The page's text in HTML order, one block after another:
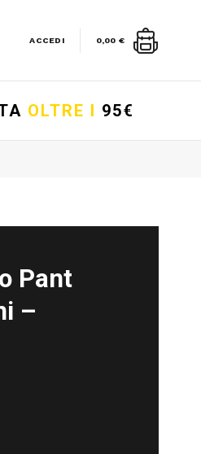
ACCEDI 0,00 €
OLTRE I 95€
Pant
–